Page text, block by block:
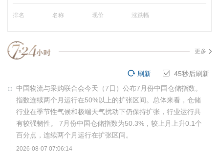
排名 名称 现价 涨跌幅
更多
45秒后刷新
刷新
中国物流与采购联合会今天（7日）公布7月份中国仓储指数。
指数连续两个月运行在50%以上的扩张区间。总体来看，仓储
行业在季节性气候和极端天气扰动下仍保持扩张，行业运行具
有较强韧性。 7月份中国仓储指数为50.3%，较上月上升0.1个
百分点，连续两个月运行在扩张区间。
2026-08-07 07:06:14